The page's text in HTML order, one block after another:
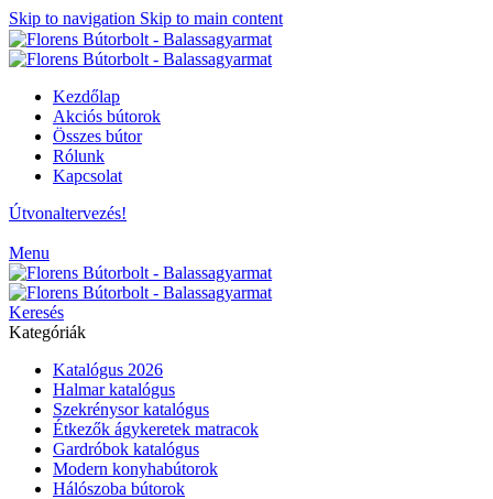
Skip to navigation Skip to main content
Kezdőlap
Akciós bútorok
Összes bútor
Rólunk
Kapcsolat
Útvonaltervezés!
Menu
Keresés
Kategóriák
Katalógus 2026
Halmar katalógus
Szekrénysor katalógus
Étkezők ágykeretek matracok
Gardróbok katalógus
Modern konyhabútorok
Hálószoba bútorok